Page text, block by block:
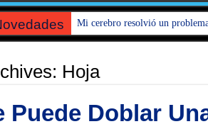
Mi cerebro resolvió un
100 Cosas Que Eran Normales
Manifiesto del Humorista
Hoja
Puede Doblar